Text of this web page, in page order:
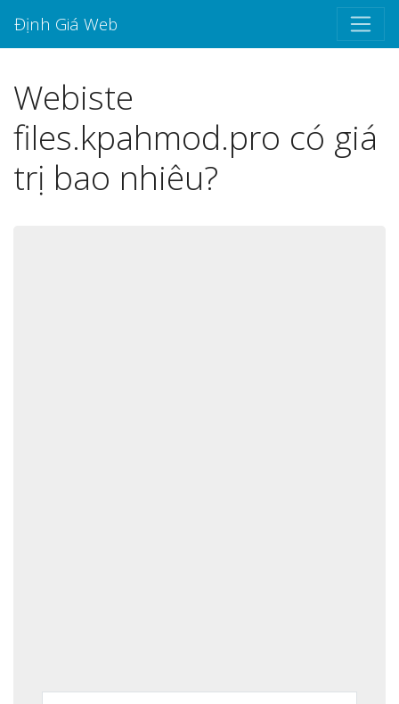
Định Giá Web
Webiste
files.kpahmod.pro có giá
trị bao nhiêu?